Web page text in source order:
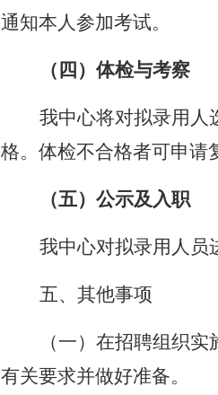
通知本人参加考试。
（四）体检与考察
我中心将对拟录用人
格。体检不合格者可申请
（五）公示及入职
我中心对拟录用人员
五、其他事项
（一）在招聘组织
有关要求并做好准备。